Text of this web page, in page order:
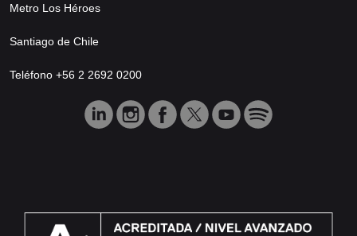
Metro Los Héroes
Santiago de Chile
Teléfono +56 2 2692 0200